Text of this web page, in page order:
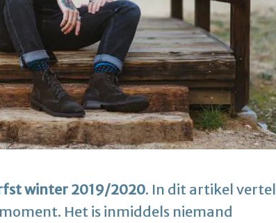
winter 2019/2020. In dit artikel vertel
Het is inmiddels niemand